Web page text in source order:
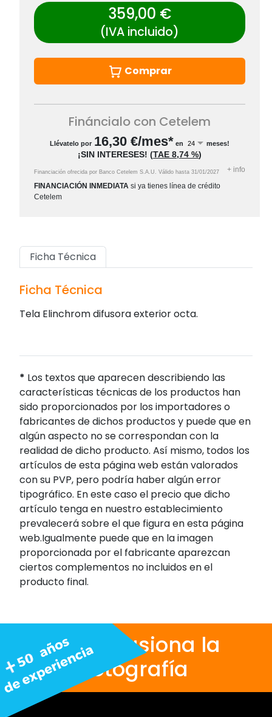
359,00 €
(IVA incluido)
Comprar
Fináncialo con Cetelem
Llévatelo por 16,30 €/mes* en meses!
¡SIN INTERESES! (TAE 8,74 %)
Financiación ofrecida por Banco Cetelem S.A.U. Válido hasta 31/01/2027 + info
FINANCIACIÓN INMEDIATA si ya tienes línea de crédito
Cetelem
Ficha Técnica
Ficha Técnica
Tela Elinchrom difusora exterior octa.
* Los textos que aparecen describiendo las
características técnicas de los productos han
sido proporcionados por los importadores o
fabricantes de dichos productos y puede que en
algún aspecto no se correspondan con la
realidad de dicho producto. Así mismo, todos los
artículos de esta página web están valorados
con su PVP, pero podría haber algún error
tipográfico. En este caso el precio que dicho
artículo tenga en nuestro establecimiento
prevalecerá sobre el que figura en esta página
web.Igualmente puede que en la imagen
proporcionada por el fabricante aparezcan
ciertos complementos no incluidos en el
producto final.
Nos apasiona la
fotografía